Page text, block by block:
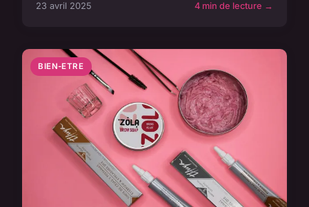
23 avril 2025 4 min de lecture →
BIEN-ETRE